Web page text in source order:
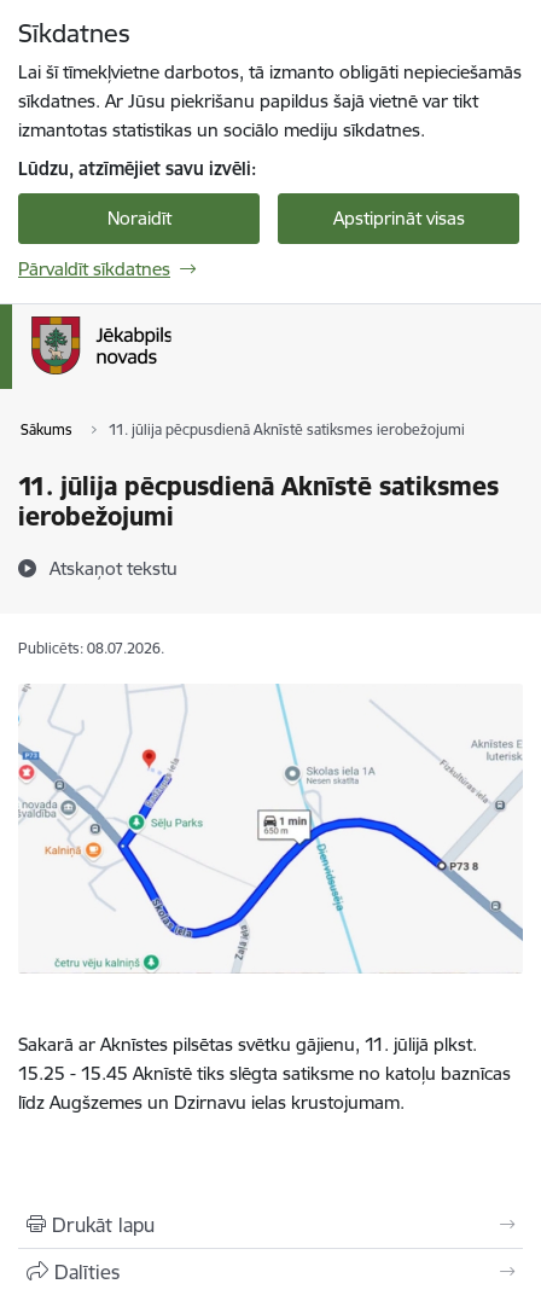
Sīkdatnes
Lai šī tīmekļvietne darbotos, tā izmanto obligāti nepieciešamās
sīkdatnes. Ar Jūsu piekrišanu papildus šajā vietnē var tikt
izmantotas statistikas un sociālo mediju sīkdatnes.
Lūdzu, atzīmējiet savu izvēli:
Noraidīt Apstiprināt visas
Pārvaldīt sīkdatnes
Sākums 11. jūlija pēcpusdienā Aknīstē satiksmes ierobežojumi
11. jūlija pēcpusdienā Aknīstē satiksmes
ierobežojumi
Atskaņot tekstu
Publicēts: 08.07.2026.
Sakarā ar Aknīstes pilsētas svētku gājienu, 11. jūlijā plkst.
15.25 - 15.45 Aknīstē tiks slēgta satiksme no katoļu baznīcas
līdz Augšzemes un Dzirnavu ielas krustojumam.
Drukāt lapu
Dalīties